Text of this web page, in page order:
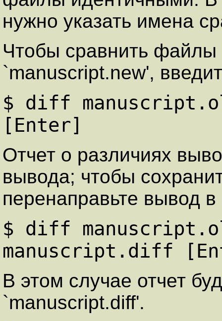
нужно указать имена
Чтобы сравнить файлы
`manuscript.new',
$ diff
[Enter]
Отчет о различиях
вывода; чтобы
перенаправьте вывод
$ diff
manuscript.diff
В этом случае отчет
`manuscript.diff'.